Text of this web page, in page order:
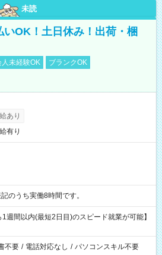
未読
いOK！土日休み！出荷・梱
人未経験OK
ブランクOK
あり
有り
18:00 ※表記のうち実働8時間です。
週間以内(最短2日目)のスピード就業が可能】
不要 / 電話対応なし / パソコンスキル不要